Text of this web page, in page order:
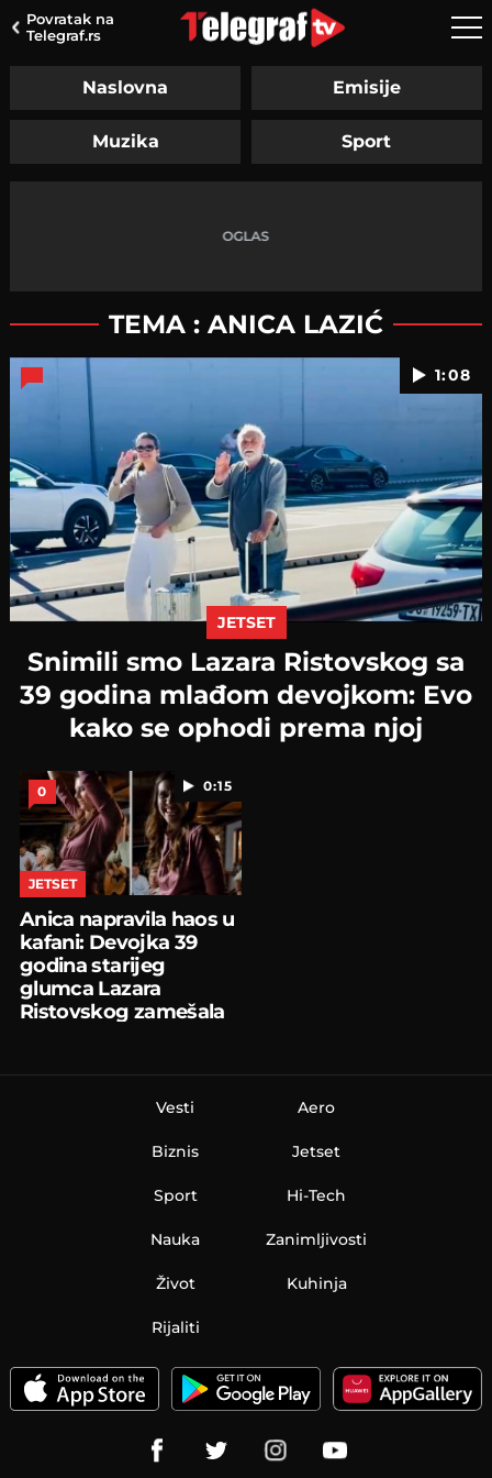
Povratak na
Telegraf.rs
Naslovna Emisije
Muzika Sport
TEMA : ANICA LAZIĆ
1:08
JETSET
Snimili smo Lazara Ristovskog sa
39 godina mlađom devojkom: Evo
kako se ophodi prema njoj
0:15
0
JETSET
Anica napravila haos u
kafani: Devojka 39
godina starijeg
glumca Lazara
Ristovskog zamešala
Vesti
Biznis
Sport
Nauka
Aero
Jetset
Hi-Tech
Zanimljivosti
Život Kuhinja
Rijaliti